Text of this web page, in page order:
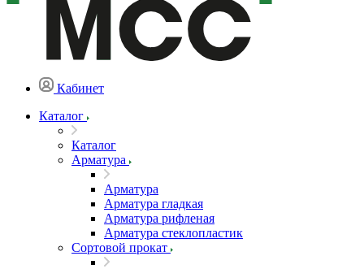
Кабинет
Каталог
Каталог
Арматура
Арматура
Арматура гладкая
Арматура рифленая
Арматура стеклопластик
Сортовой прокат